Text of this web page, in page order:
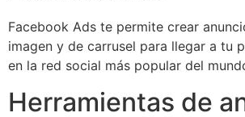
Facebook Ads te permite crear
imagen y de carrusel para llegar a tu
en la red social más popular del
Herramientas de